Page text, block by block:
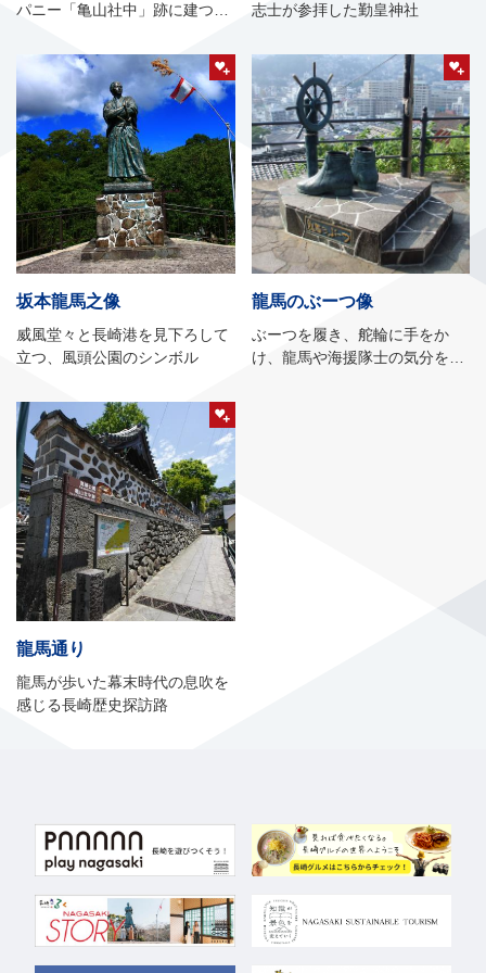
パニー「亀山社中」跡に建つ記
志士が参拝した勤皇神社
坂本龍馬之像
威風堂々と長崎港を見下ろして
立つ、風頭公園のシンボル
龍馬のぶーつ像
ぶーつを履き、舵輪に手をか
け、龍馬や海援隊士の気分を体
龍馬通り
龍馬が歩いた幕末時代の息吹を
感じる長崎歴史探訪路